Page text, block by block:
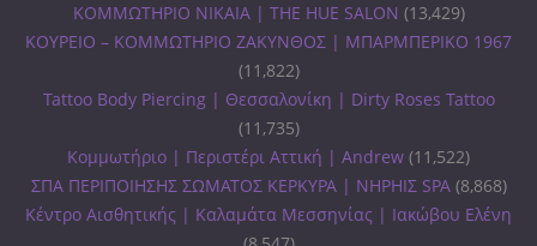
ΚΟΜΜΩΤΗΡΙΟ ΝΙΚΑΙΑ | THE HUE SALON (13,429)
ΚΟΥΡΕΙΟ – ΚΟΜΜΩΤΗΡΙΟ ΖΑΚΥΝΘΟΣ | ΜΠΑΡΜΠΕΡΙΚΟ 1967
(11,822)
Tattoo Body Piercing | Θεσσαλονίκη | Dirty Roses Tattoo
(11,735)
Κομμωτήριο | Περιστέρι Αττική | Andrew (11,522)
ΣΠΑ ΠΕΡΙΠΟΙΗΣΗΣ ΣΩΜΑΤΟΣ ΚΕΡΚΥΡΑ | ΝΗΡΗΙΣ SPA (8,868)
Κέντρο Αισθητικής | Καλαμάτα Μεσσηνίας | Ιακώβου Ελένη